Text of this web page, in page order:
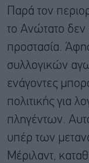
Παρά τον
το Ανώτατο δεν
προστασία.
συλλογικών
ενάγοντες
πολιτικής για
πληγέντων.
υπέρ των
Μέριλαντ,